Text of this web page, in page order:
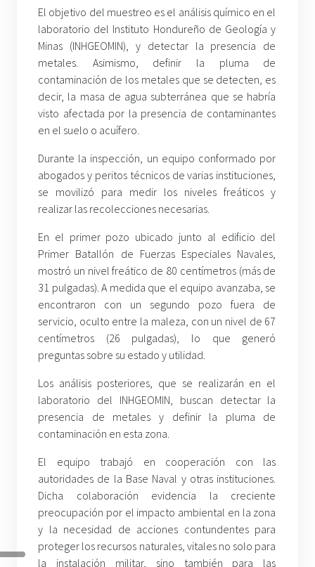
El objetivo del muestreo es el análisis químico en el
laboratorio del Instituto Hondureño de Geología y
Minas (INHGEOMIN), y detectar la presencia de
metales. Asimismo, definir la pluma de
contaminación de los metales que se detecten, es
decir, la masa de agua subterránea que se habría
visto afectada por la presencia de contaminantes
en el suelo o acuífero.
Durante la inspección, un equipo conformado por
abogados y peritos técnicos de varias instituciones,
se movilizó para medir los niveles freáticos y
realizar las recolecciones necesarias.
En el primer pozo ubicado junto al edificio del
Primer Batallón de Fuerzas Especiales Navales,
mostró un nivel freático de 80 centímetros (más de
31 pulgadas). A medida que el equipo avanzaba, se
encontraron con un segundo pozo fuera de
servicio, oculto entre la maleza, con un nivel de 67
centímetros (26 pulgadas), lo que generó
preguntas sobre su estado y utilidad.
Los análisis posteriores, que se realizarán en el
laboratorio del INHGEOMIN, buscan detectar la
presencia de metales y definir la pluma de
contaminación en esta zona.
El equipo trabajó en cooperación con las
autoridades de la Base Naval y otras instituciones.
Dicha colaboración evidencia la creciente
preocupación por el impacto ambiental en la zona
y la necesidad de acciones contundentes para
proteger los recursos naturales, vitales no solo para
la instalación militar, sino también para las